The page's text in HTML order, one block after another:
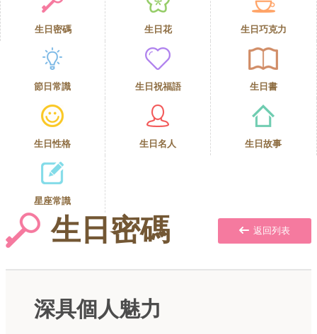
生日密碼 生日花 生日巧克力
節日常識 生日祝福語 生日書
生日性格 生日名人 生日故事
星座常識
生日密碼 返回列表
深具個人魅力